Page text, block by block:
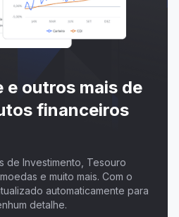
e outros mais de
financeiros
de Investimento, Tesouro
e muito mais. Com o
automaticamente para
detalhe.